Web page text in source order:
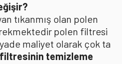
tıkanmış olan polen
polen filtresi
maliyet olarak çok ta
temizleme